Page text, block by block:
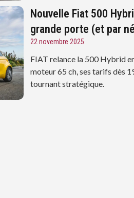
Nouvelle Fiat 500
grande porte (et par
22 novembre 2025
FIAT relance la 500 Hybrid
moteur 65 ch, ses tarifs dès
tournant stratégique.